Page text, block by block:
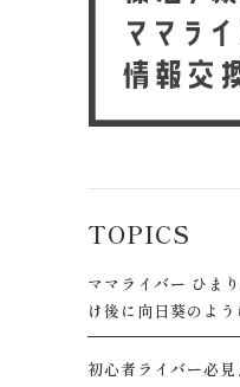
TOPICS
ママライバー ひま
け後に向日葵のよ
初心者ライバー必